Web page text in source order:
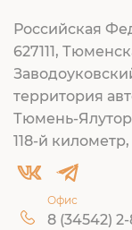
Российская
627111,
территория
Тюмень-
118-й километр,
Офис
8 (34542)